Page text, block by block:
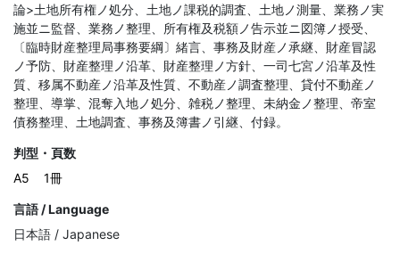
論>土地所有権ノ処分、土地ノ課税的調査、土地ノ測量、業務ノ実
施並ニ監督、業務ノ整理、所有権及税額ノ告示並ニ図簿ノ授受、
〔臨時財産整理局事務要綱〕緒言、事務及財産ノ承継、財産冒認
ノ予防、財産整理ノ沿革、財産整理ノ方針、一司七宮ノ沿革及性
質、移属不動産ノ沿革及性質、不動産ノ調査整理、貸付不動産ノ
整理、導掌、混奪入地ノ処分、雑税ノ整理、未納金ノ整理、帝室
債務整理、土地調査、事務及簿書ノ引継、付録。
判型・頁数
A5
1冊
言語 / Language
日本語 / Japanese